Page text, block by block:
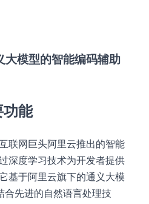
大模型的智能编码辅助
功能
联网巨头阿里云推出的智能
深度学习技术为开发者提供
基于阿里云旗下的通义大模
合先进的自然语言处理技